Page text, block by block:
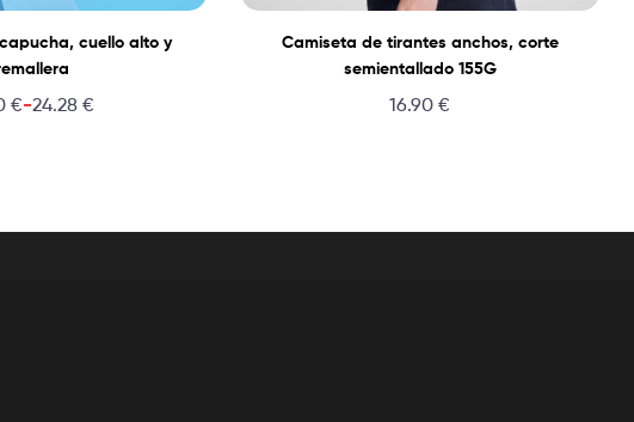
cuello alto y
€-24.28€
Camiseta de tirantes anchos, corte
semientallado 155G
16.90€